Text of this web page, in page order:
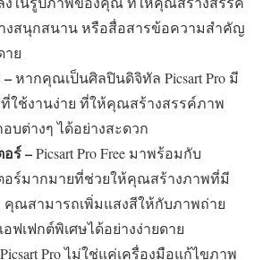
งสนุกสนาน หรือสื่อสารข้อความสำคัญ
าย
หากคุณเป็นศิลปินดิจิทัล Picsart Pro มี
ใช้งานง่าย ที่ให้คุณสร้างสรรค์ภาพ
บต่างๆ ได้อย่างสะดวก
อร์ –Picsart Pro Free มาพร้อมกับ
อร์มากมายที่ช่วยให้คุณสร้างภาพที่มี
คุณสามารถเพิ่มแสงสีให้กับภาพถ่าย
ฟเฟกต์พิเศษได้อย่างง่ายดาย
Picsart Pro ไม่ใช่แค่เครื่องมือแก้ไขภาพ